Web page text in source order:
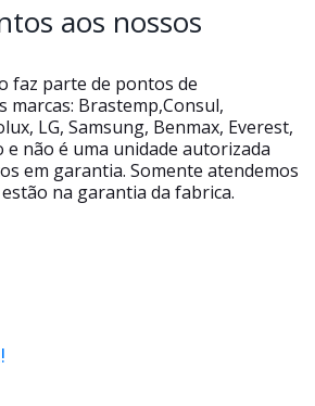
aos nossos
faz parte de pontos de
marcas: Brastemp,Consul,
LG, Samsung, Benmax, Everest,
não é uma unidade autorizada
em garantia. Somente atendemos
na garantia da fabrica.